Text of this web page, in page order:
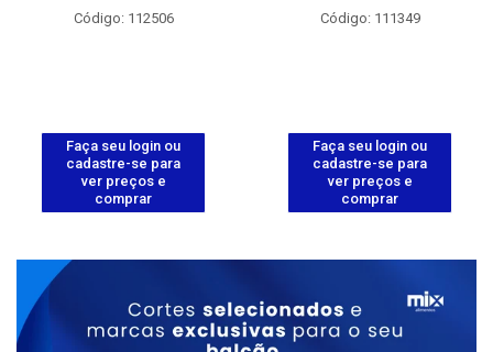
Código: 112506
Faça seu login ou
cadastre-se para
ver preços e
comprar
Código: 111349
Faça seu login ou
cadastre-se para
ver preços e
comprar